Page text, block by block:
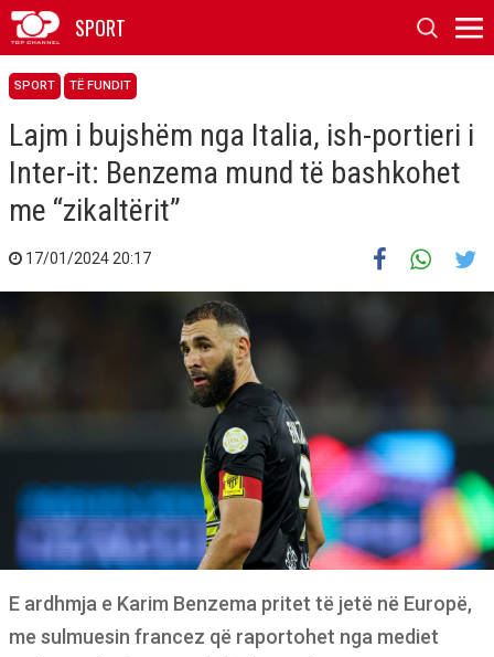
SPORT
SPORT TË FUNDIT
Lajm i bujshëm nga Italia, ish-portieri i
Inter-it: Benzema mund të bashkohet
me “zikaltërit”
17/01/2024 20:17
E ardhmja e Karim Benzema pritet të jetë në Europë,
me sulmuesin francez që raportohet nga mediet